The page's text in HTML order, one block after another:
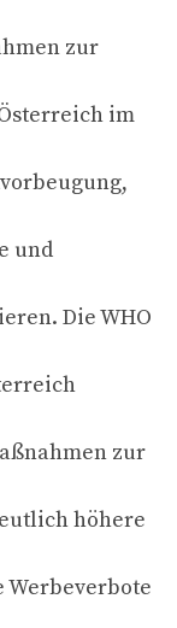
zur
im
und
Die WHO
zur
höhere